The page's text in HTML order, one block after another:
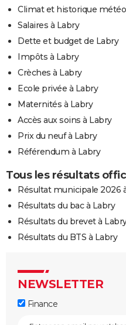
Climat et historique
Salaires à Labry
Dette et budget de Labry
Impôts à Labry
Crèches à Labry
Ecole privée à Labry
Maternités à Labry
Accès aux soins à Labry
Prix du neuf à Labry
Référendum à Labry
Tous les résultats
Résultat municipale 2026
Résultats du bac à Labry
Résultats du brevet à
Résultats du BTS à Labry
NEWSLETTER
Finance